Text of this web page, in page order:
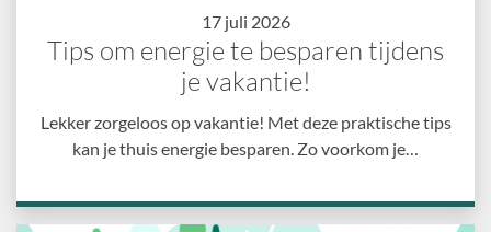
17 juli 2026
Tips om energie te besparen tijdens
je vakantie!
Lekker zorgeloos op vakantie! Met deze praktische tips
kan je thuis energie besparen. Zo voorkom je…